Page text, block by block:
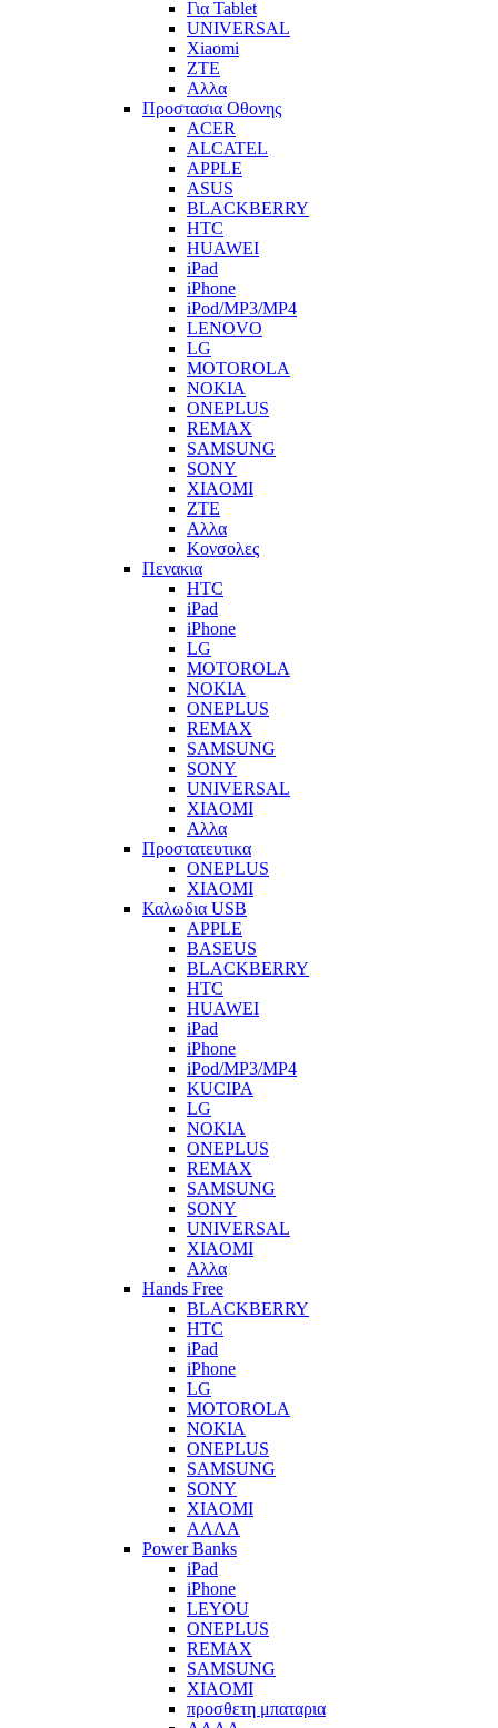
Για Tablet
UNIVERSAL
Xiaomi
ZTE
Αλλα
Προστασια Οθονης
ACER
ALCATEL
APPLE
ASUS
BLACKBERRY
HTC
HUAWEI
iPad
iPhone
iPod/MP3/MP4
LENOVO
LG
MOTOROLA
NOKIA
ONEPLUS
REMAX
SAMSUNG
SONY
XIAOMI
ZTE
Αλλα
Κονσολες
Πενακια
HTC
iPad
iPhone
LG
MOTOROLA
NOKIA
ONEPLUS
REMAX
SAMSUNG
SONY
UNIVERSAL
XIAOMI
Αλλα
Προστατευτικα
ONEPLUS
XIAOMI
Καλωδια USB
APPLE
BASEUS
BLACKBERRY
HTC
HUAWEI
iPad
iPhone
iPod/MP3/MP4
KUCIPA
LG
NOKIA
ONEPLUS
REMAX
SAMSUNG
SONY
UNIVERSAL
XIAOMI
Αλλα
Hands Free
BLACKBERRY
HTC
iPad
iPhone
LG
MOTOROLA
NOKIA
ONEPLUS
SAMSUNG
SONY
XIAOMI
ΑΛΛΑ
Power Banks
iPad
iPhone
LEYOU
ONEPLUS
REMAX
SAMSUNG
XIAOMI
προσθετη μπαταρια